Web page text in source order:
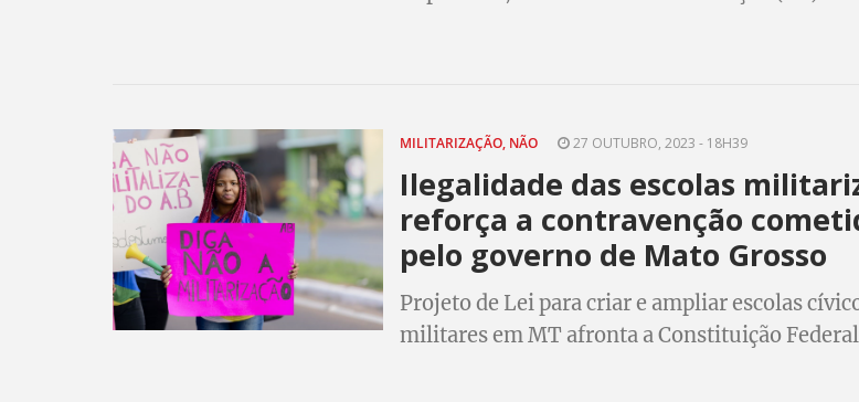
MILITARIZAÇÃO, NÃO 27 OUTUBRO, 2023 - 18H39
Ilegalidade das escolas
reforça a contravenção
pelo governo de Mato Grosso
Projeto de Lei para criar e ampliar escolas
militares em MT afronta a Constituição Federal